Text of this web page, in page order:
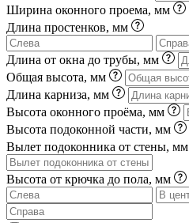
Ширина оконного проема, мм
Длина простенков, мм
Длина от окна до трубы, мм
Общая высота, мм
Длина карниза, мм
Высота оконного проёма, мм
Высота подоконной части, мм
Вылет подоконника от стены, мм
Высота от крючка до пола, мм